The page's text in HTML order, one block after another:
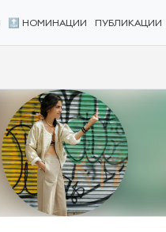
🔝 НОМИНАЦИИ ПУБЛИКАЦИИ